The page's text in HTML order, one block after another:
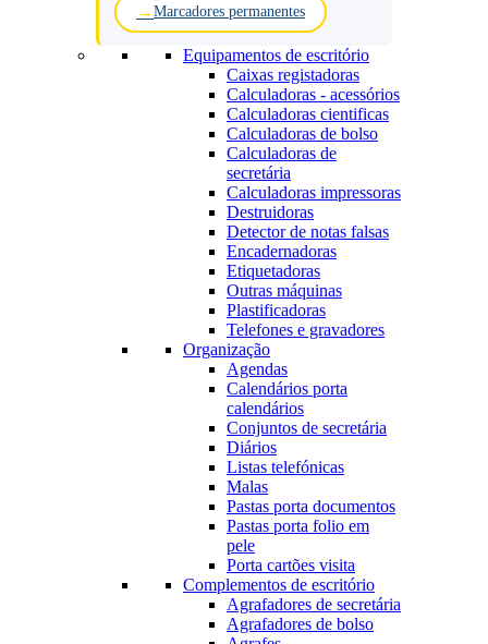
Marcadores permanentes
Equipamentos de escritório
Caixas registadoras
Calculadoras - acessórios
Calculadoras cientificas
Calculadoras de bolso
Calculadoras de
secretária
Calculadoras impressoras
Destruidoras
Detector de notas falsas
Encadernadoras
Etiquetadoras
Outras máquinas
Plastificadoras
Telefones e gravadores
Organização
Agendas
Calendários porta
calendários
Conjuntos de secretária
Diários
Listas telefónicas
Malas
Pastas porta documentos
Pastas porta folio em
pele
Porta cartões visita
Complementos de escritório
Agrafadores de secretária
Agrafadores de bolso